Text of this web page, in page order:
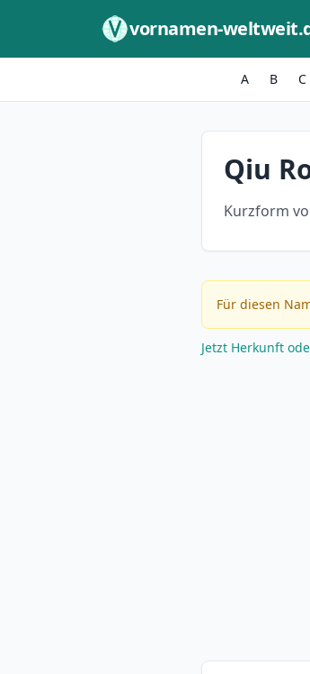
vornamen-
A B C
Qiu
Kurzform
Für diesen
Jetzt Herkunft